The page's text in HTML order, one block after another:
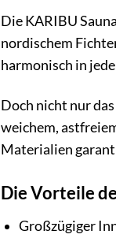
Die KARIBU
nordischem
harmonisch in
Doch nicht nur
weichem,
Materialien
Die Vorteile
Großzügiger